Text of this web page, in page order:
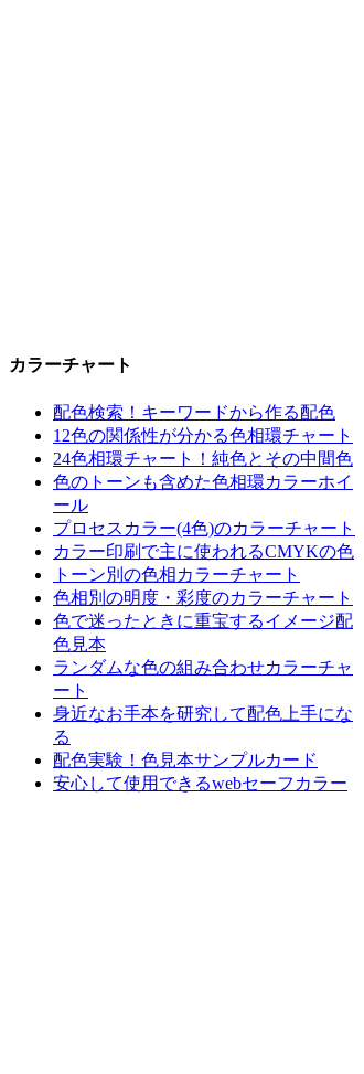
カラーチャート
配色検索！キーワードから作る配色
12色の関係性が分かる色相環チャート
24色相環チャート！純色とその中間色
色のトーンも含めた色相環カラーホイ
ール
プロセスカラー(4色)のカラーチャート
カラー印刷で主に使われるCMYKの色
トーン別の色相カラーチャート
色相別の明度・彩度のカラーチャート
色で迷ったときに重宝するイメージ配
色見本
ランダムな色の組み合わせカラーチャ
ート
身近なお手本を研究して配色上手にな
る
配色実験！色見本サンプルカード
安心して使用できるwebセーフカラー